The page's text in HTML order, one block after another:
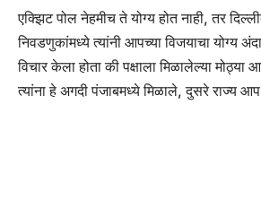
एक्झिट पोल नेहमीच ते योग्य होत नाही, तर
निवडणुकांमध्ये त्यांनी आपच्या विजयाचा योग्य
विचार केला होता की पक्षाला मिळालेल्या मोठ्या
त्यांना हे अगदी पंजाबमध्ये मिळाले, दुसरे राज्य